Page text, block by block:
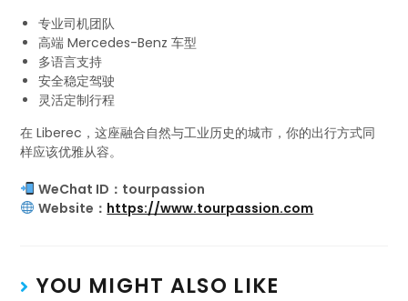
专业司机团队
高端 Mercedes-Benz 车型
多语言支持
安全稳定驾驶
灵活定制行程
在 Liberec，这座融合自然与工业历史的城市，你的出行方式同
样应该优雅从容。
WeChat ID：tourpassion
Website： https://www.tourpassion.com
YOU MIGHT ALSO LIKE